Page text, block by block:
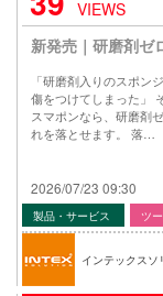
VIEWS
新発売｜研磨剤ゼ
「研磨剤入りのスポン
傷をつけてしまった」
スマポンなら、研磨剤
れを落とせます。 落…
2026/07/23 09:30
製品・サービス ツ
インテックスソ